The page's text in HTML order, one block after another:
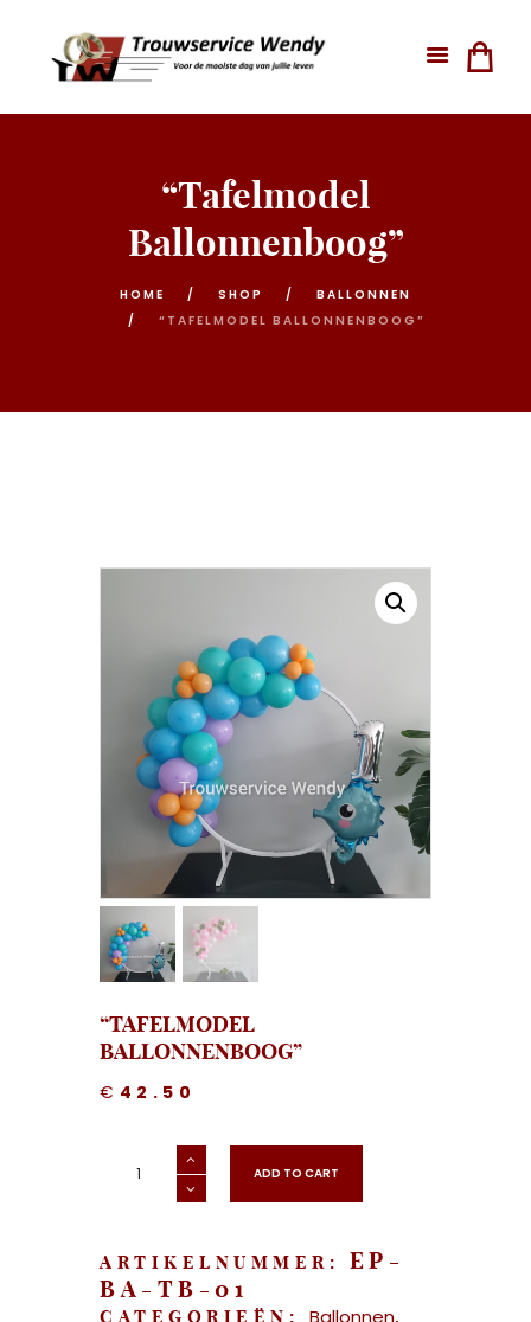
“Tafelmodel
Ballonnenboog”
HOME SHOP
BALLONNEN
“TAFELMODEL BALLONNENBOOG”
“TAFELMODEL
BALLONNENBOOG”
€ 42.50
"Tafelmodel
Ballonnenboog"
aantal ADD TO CART
ARTIKELNUMMER: EP-
BA-TB-01
CATEGORIEËN: ,